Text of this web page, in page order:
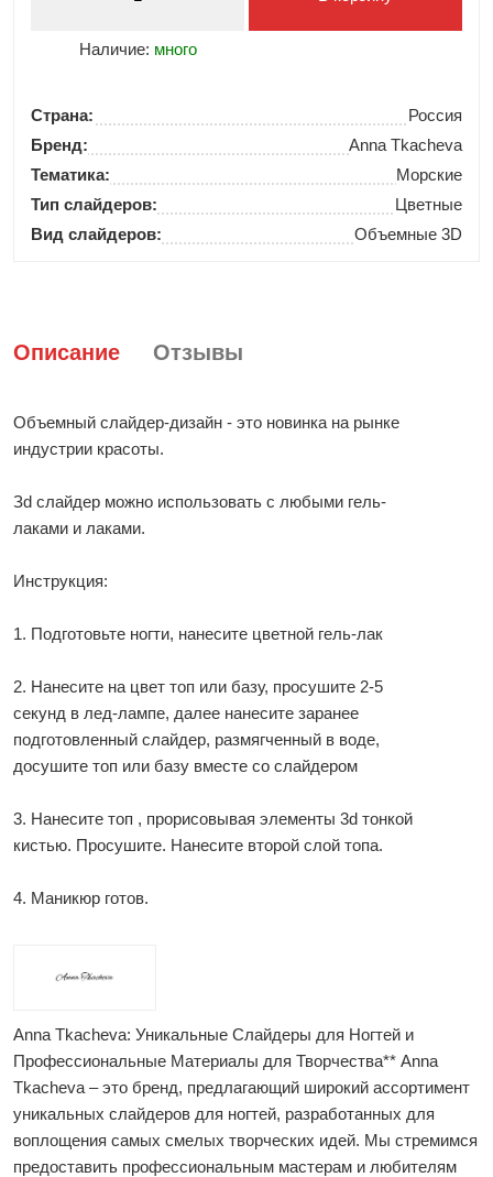
Наличие: много
Страна:
Россия
Бренд:
Anna Tkacheva
Тематика:
Морские
Тип слайдеров:
Цветные
Вид слайдеров:
Объемные 3D
Описание Отзывы
Объемный слайдер-дизайн - это новинка на рынке
индустрии красоты.
Зd слайдер можно использовать с любыми гель-
лаками и лаками.
Инструкция:
1. Подготовьте ногти, нанесите цветной гель-лак
2. Нанесите на цвет топ или базу, просушите 2-5
секунд в лед-лампе, далее нанесите заранее
подготовленный слайдер, размягченный в воде,
досушите топ или базу вместе со слайдером
3. Нанесите топ , прорисовывая элементы 3d тонкой
кистью. Просушите. Нанесите второй слой топа.
4. Маникюр готов.
Anna Tkacheva: Уникальные Слайдеры для Ногтей и
Профессиональные Материалы для Творчества** Anna
Tkacheva – это бренд, предлагающий широкий ассортимент
уникальных слайдеров для ногтей, разработанных для
воплощения самых смелых творческих идей. Мы стремимся
предоставить профессиональным мастерам и любителям